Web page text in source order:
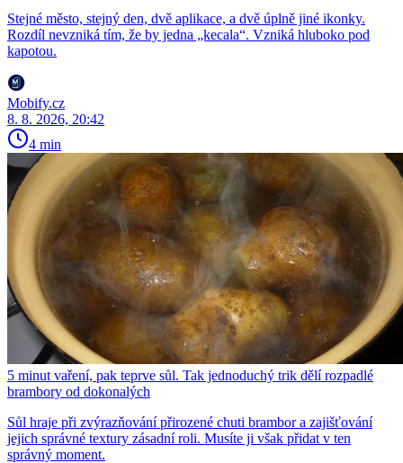
Stejné město, stejný den, dvě aplikace, a dvě úplně jiné ikonky.
Rozdíl nevzniká tím, že by jedna „kecala“. Vzniká hluboko pod
kapotou.
Mobify.cz
8. 8. 2026, 20:42
4 min
5 minut vaření, pak teprve sůl. Tak jednoduchý trik dělí rozpadlé
brambory od dokonalých
Sůl hraje při zvýrazňování přirozené chuti brambor a zajišťování
jejich správné textury zásadní roli. Musíte ji však přidat v ten
správný moment.